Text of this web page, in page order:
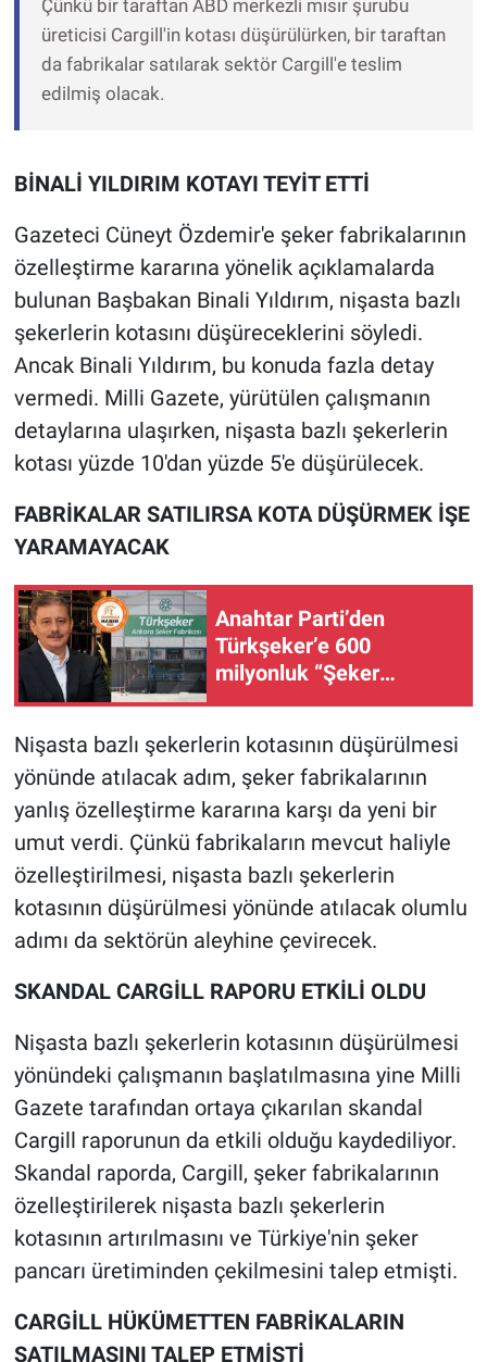
Çünkü bir taraftan ABD merkezli mısır şurubu
üreticisi Cargill'in kotası düşürülürken, bir taraftan
da fabrikalar satılarak sektör Cargill'e teslim
edilmiş olacak.
BİNALİ YILDIRIM KOTAYI TEYİT ETTİ
Gazeteci Cüneyt Özdemir'e şeker fabrikalarının
özelleştirme kararına yönelik açıklamalarda
bulunan Başbakan Binali Yıldırım, nişasta bazlı
şekerlerin kotasını düşüreceklerini söyledi.
Ancak Binali Yıldırım, bu konuda fazla detay
vermedi. Milli Gazete, yürütülen çalışmanın
detaylarına ulaşırken, nişasta bazlı şekerlerin
kotası yüzde 10'dan yüzde 5'e düşürülecek.
FABRİKALAR SATILIRSA KOTA DÜŞÜRMEK İŞE
YARAMAYACAK
Anahtar Parti’den
Türkşeker’e 600
milyonluk “Şeker
Operasyonu” tepkisi:
uğrattığını açıklayın!”
Nişasta bazlı şekerlerin kotasının düşürülmesi
yönünde atılacak adım, şeker fabrikalarının
yanlış özelleştirme kararına karşı da yeni bir
umut verdi. Çünkü fabrikaların mevcut haliyle
özelleştirilmesi, nişasta bazlı şekerlerin
kotasının düşürülmesi yönünde atılacak olumlu
adımı da sektörün aleyhine çevirecek.
SKANDAL CARGİLL RAPORU ETKİLİ OLDU
Nişasta bazlı şekerlerin kotasının düşürülmesi
yönündeki çalışmanın başlatılmasına yine Milli
Gazete tarafından ortaya çıkarılan skandal
Cargill raporunun da etkili olduğu kaydediliyor.
Skandal raporda, Cargill, şeker fabrikalarının
özelleştirilerek nişasta bazlı şekerlerin
kotasının artırılmasını ve Türkiye'nin şeker
pancarı üretiminden çekilmesini talep etmişti.
CARGİLL HÜKÜMETTEN FABRİKALARIN
SATILMASINI TALEP ETMİŞTİ